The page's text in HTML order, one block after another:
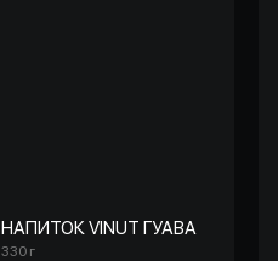
НАПИТОК VINUT ГУАВА
330 г